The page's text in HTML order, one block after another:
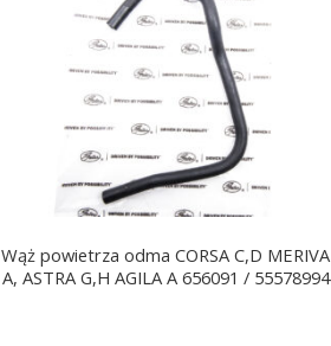
Wąż powietrza odma CORSA C,D MERIVA
A, ASTRA G,H AGILA A 656091 / 55578994